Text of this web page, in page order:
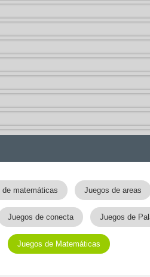
de matemáticas Juegos de areas
Juegos de conecta Juegos de
Juegos de Matemáticas